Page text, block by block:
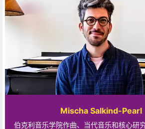
Mischa Salkind-Pearl
伯克利音乐学院作曲、当代音乐和核心研